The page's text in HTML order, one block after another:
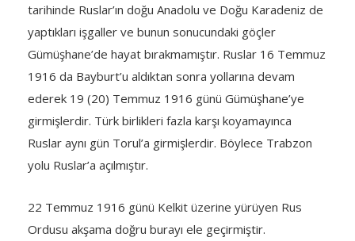
tarihinde Ruslar’ın doğu Anadolu ve Doğu Karadeniz de
yaptıkları işgaller ve bunun sonucundaki göçler
Gümüşhane’de hayat bırakmamıştır. Ruslar 16 Temmuz
1916 da Bayburt’u aldıktan sonra yollarına devam
ederek 19 (20) Temmuz 1916 günü Gümüşhane’ye
girmişlerdir. Türk birlikleri fazla karşı koyamayınca
Ruslar aynı gün Torul’a girmişlerdir. Böylece Trabzon
yolu Ruslar’a açılmıştır.
22 Temmuz 1916 günü Kelkit üzerine yürüyen Rus
Ordusu akşama doğru burayı ele geçirmiştir.